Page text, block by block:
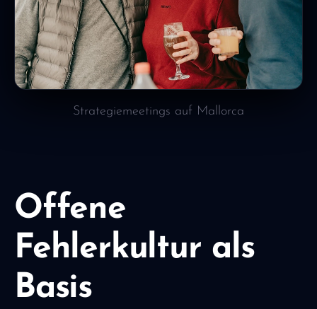
Strategiemeetings auf Mallorca
Offene
Fehlerkultur als
Basis